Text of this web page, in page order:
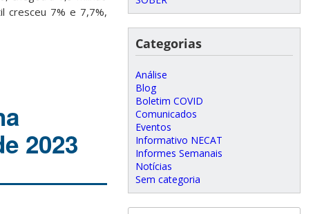
cresceu 7% e 7,7%,
2023
Categorias
Análise
Blog
Boletim COVID
Comunicados
Eventos
Informativo NECAT
Informes Semanais
Notícias
Sem categoria